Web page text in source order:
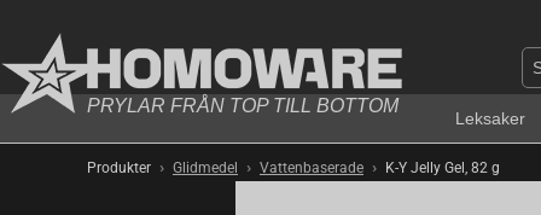
PRYLAR FRÅN TOP TILL BOTTOM
Leksaker
Produkter › Glidmedel › Vattenbaserade › K-Y Jelly Gel, 82 g